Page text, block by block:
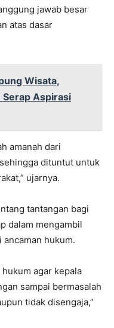
jawab besar
atas dasar
Wisata,
Serap Aspirasi
amanah dari
dituntut untuk
ujarnya.
tantangan bagi
dalam mengambil
hukum.
agar kepala
sampai bermasalah
tidak disengaja,”